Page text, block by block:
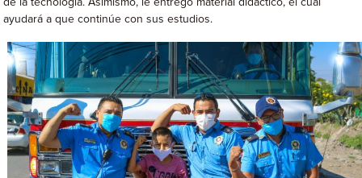
de la tecnología. Asimismo, le entregó material didáctico, el cual
ayudará a que continúe con sus estudios.